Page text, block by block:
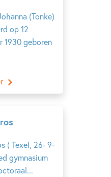
(Tonke)
op 12
1930 geboren
( Texel, 26- 9-
gymnasium